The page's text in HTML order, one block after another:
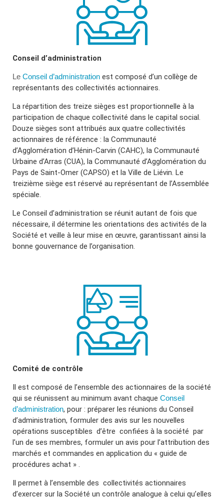
Conseil d’administration
Le Conseil d’administration est composé d’un collège de
représentants des collectivités actionnaires.
La répartition des treize sièges est proportionnelle à la
participation de chaque collectivité dans le capital social.
Douze sièges sont attribués aux quatre collectivités
actionnaires de référence : la Communauté
d’Agglomération d’Hénin-Carvin (CAHC), la Communauté
Urbaine d’Arras (CUA), la Communauté d’Agglomération du
Pays de Saint-Omer (CAPSO) et la Ville de Liévin. Le
treizième siège est réservé au représentant de l’Assemblée
spéciale.
Le Conseil d’administration se réunit autant de fois que
nécessaire, il détermine les orientations des activités de la
Société et veille à leur mise en œuvre, garantissant ainsi la
bonne gouvernance de l’organisation.
Comité de contrôle
Il est composé de l’ensemble des actionnaires de la société
qui se réunissent au minimum avant chaque Conseil
d’administration, pour : préparer les réunions du Conseil
d’administration, formuler des avis sur les nouvelles
opérations susceptibles d’être confiées à la société par
l’un de ses membres, formuler un avis pour l’attribution des
marchés et commandes en application du « guide de
procédures achat » .
Il permet à l’ensemble des collectivités actionnaires
d’exercer sur la Société un contrôle analogue à celui qu’elles